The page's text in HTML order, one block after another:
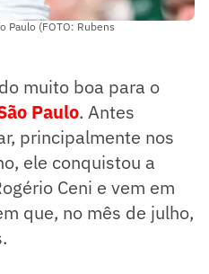
Paulo (FOTO: Rubens
muito boa para o
Paulo. Antes
principalmente nos
ele conquistou a
Ceni e vem em
que, no mês de julho,